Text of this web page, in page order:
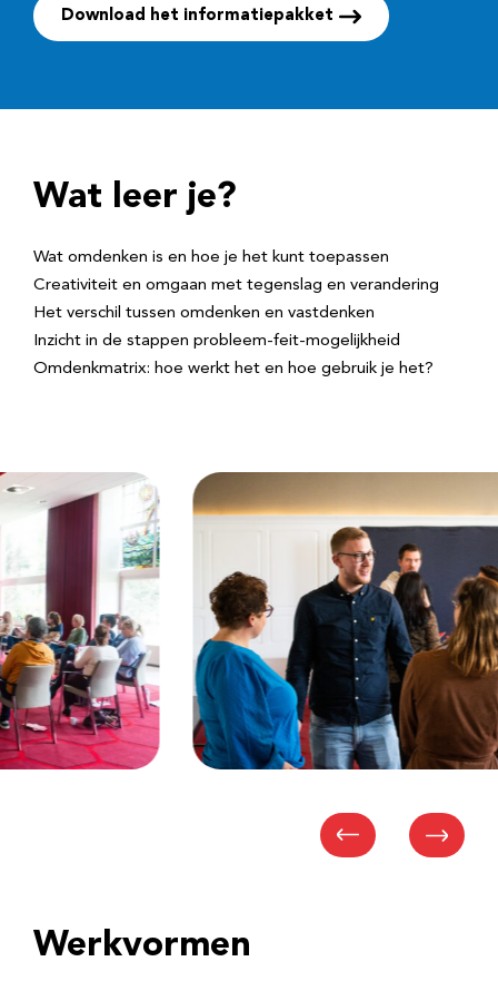
Download het informatiepakket
Wat leer je?
Wat omdenken is en hoe je het kunt toepassen
Creativiteit en omgaan met tegenslag en verandering
Het verschil tussen omdenken en vastdenken
Inzicht in de stappen probleem-feit-mogelijkheid
Omdenkmatrix: hoe werkt het en hoe gebruik je het?
Werkvormen